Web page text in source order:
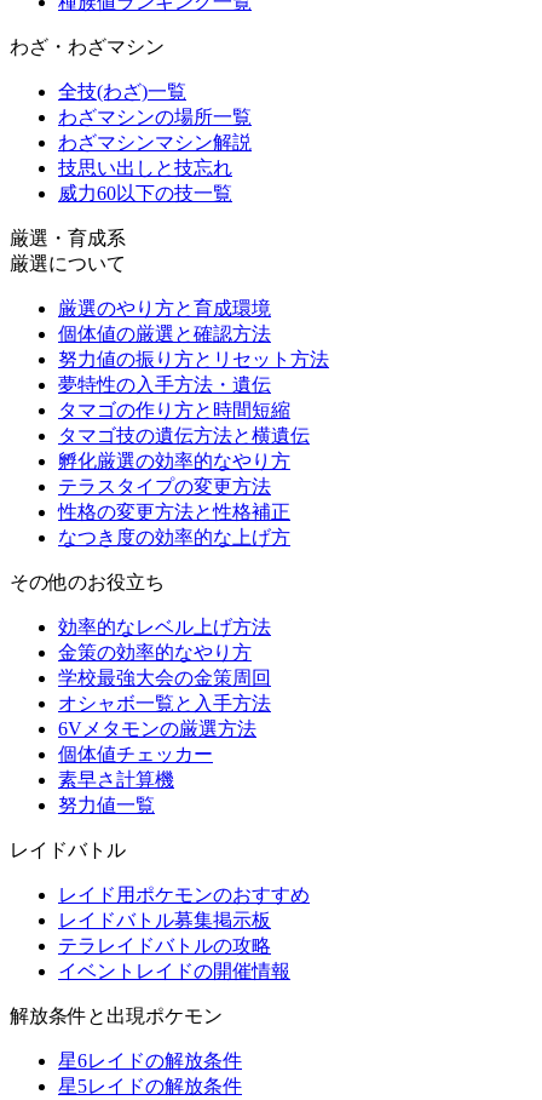
わざ・わざマシン
全技(わざ)一覧
わざマシンの場所一覧
わざマシンマシン解説
技思い出しと技忘れ
威力60以下の技一覧
厳選・育成系
厳選について
厳選のやり方と育成環境
個体値の厳選と確認方法
努力値の振り方とリセット方法
夢特性の入手方法・遺伝
タマゴの作り方と時間短縮
タマゴ技の遺伝方法と横遺伝
孵化厳選の効率的なやり方
テラスタイプの変更方法
性格の変更方法と性格補正
なつき度の効率的な上げ方
その他のお役立ち
効率的なレベル上げ方法
金策の効率的なやり方
学校最強大会の金策周回
オシャボ一覧と入手方法
6Vメタモンの厳選方法
個体値チェッカー
素早さ計算機
努力値一覧
レイドバトル
レイド用ポケモンのおすすめ
レイドバトル募集掲示板
テラレイドバトルの攻略
イベントレイドの開催情報
解放条件と出現ポケモン
星6レイドの解放条件
星5レイドの解放条件